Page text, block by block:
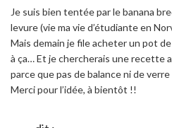
Je suis bien tentée par le banana
levure (vie ma vie d’étudiante en
Mais demain je file acheter un pot
à ça… Et je chercherais une recette
parce que pas de balance ni de
Merci pour l’idée, à bientôt !!